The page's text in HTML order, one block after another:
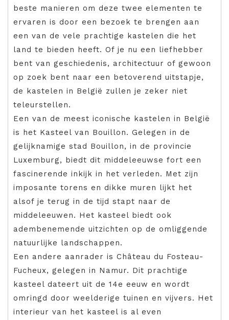
beste manieren om deze twee elementen te
ervaren is door een bezoek te brengen aan
een van de vele prachtige kastelen die het
land te bieden heeft. Of je nu een liefhebber
bent van geschiedenis, architectuur of gewoon
op zoek bent naar een betoverend uitstapje,
de kastelen in België zullen je zeker niet
teleurstellen.
Een van de meest iconische kastelen in België
is het Kasteel van Bouillon. Gelegen in de
gelijknamige stad Bouillon, in de provincie
Luxemburg, biedt dit middeleeuwse fort een
fascinerende inkijk in het verleden. Met zijn
imposante torens en dikke muren lijkt het
alsof je terug in de tijd stapt naar de
middeleeuwen. Het kasteel biedt ook
adembenemende uitzichten op de omliggende
natuurlijke landschappen.
Een andere aanrader is Château du Fosteau-
Fucheux, gelegen in Namur. Dit prachtige
kasteel dateert uit de 14e eeuw en wordt
omringd door weelderige tuinen en vijvers. Het
interieur van het kasteel is al even